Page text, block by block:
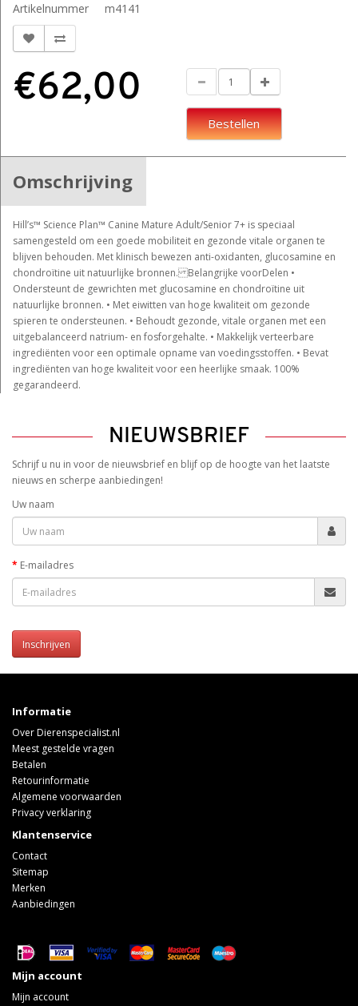
Artikelnummer m4141
€62,00
Bestellen
Omschrijving
Hill’s™ Science Plan™ Canine Mature Adult/Senior 7+ is speciaal
samengesteld om een goede mobiliteit en gezonde vitale organen te
blijven behouden. Met klinisch bewezen anti-oxidanten, glucosamine en
chondroïtine uit natuurlijke bronnen. Belangrijke voorDelen •
Ondersteunt de gewrichten met glucosamine en chondroïtine uit
natuurlijke bronnen. • Met eiwitten van hoge kwaliteit om gezonde
spieren te ondersteunen. • Behoudt gezonde, vitale organen met een
uitgebalanceerd natrium- en fosforgehalte. • Makkelijk verteerbare
ingrediënten voor een optimale opname van voedingsstoffen. • Bevat
ingrediënten van hoge kwaliteit voor een heerlijke smaak. 100%
gegarandeerd.
NIEUWSBRIEF
Schrijf u nu in voor de nieuwsbrief en blijf op de hoogte van het laatste
nieuws en scherpe aanbiedingen!
Uw naam
E-mailadres
Inschrijven
Informatie
Over Dierenspecialist.nl
Meest gestelde vragen
Betalen
Retourinformatie
Algemene voorwaarden
Privacy verklaring
Klantenservice
Contact
Sitemap
Merken
Aanbiedingen
Mijn account
Mijn account